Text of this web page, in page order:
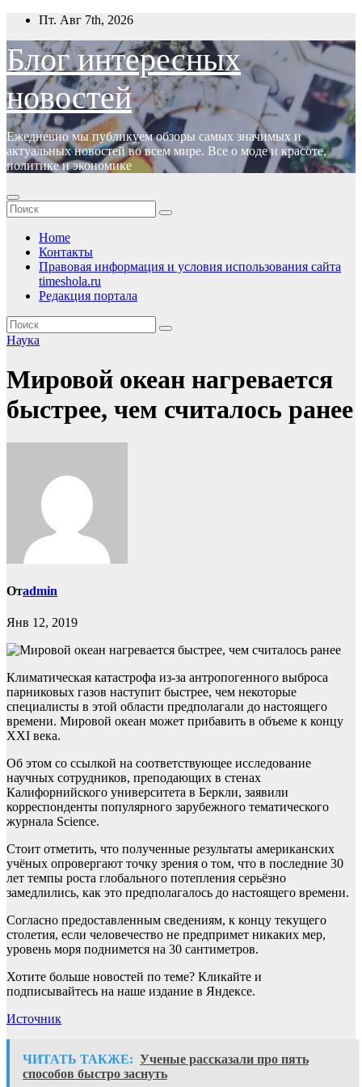
Перейти
содержимому
Пт. Авг 7th, 2026
Блог интересных
новостей
Ежедневно мы публикуем обзоры самых значимых и
актуальных новостей во всем мире. Все о моде и красоте,
политике и экономике
Home
Контакты
Правовая информация и условия использования сайта
timeshola.ru
Редакция портала
Наука
Мировой океан нагревается
быстрее, чем считалось ранее
Отadmin
Янв 12, 2019
Климатическая катастрофа из-за антропогенного выброса
парниковых газов наступит быстрее, чем некоторые
специалисты в этой области предполагали до настоящего
времени. Мировой океан может прибавить в объеме к концу
XXI века.
Об этом со ссылкой на соответствующее исследование
научных сотрудников, преподающих в стенах
Калифорнийского университета в Беркли, заявили
корреспонденты популярного зарубежного тематического
журнала Science.
Стоит отметить, что полученные результаты американских
учёных опровергают точку зрения о том, что в последние 30
лет темпы роста глобального потепления серьёзно
замедлились, как это предполагалось до настоящего времени.
Согласно предоставленным сведениям, к концу текущего
столетия, если человечество не предпримет никаких мер,
уровень моря поднимется на 30 сантиметров.
Хотите больше новостей по теме? Кликайте и
подписывайтесь на наше издание в Яндексе.
Источник
ЧИТАТЬ ТАКЖЕ: Ученые рассказали про пять
способов быстро заснуть